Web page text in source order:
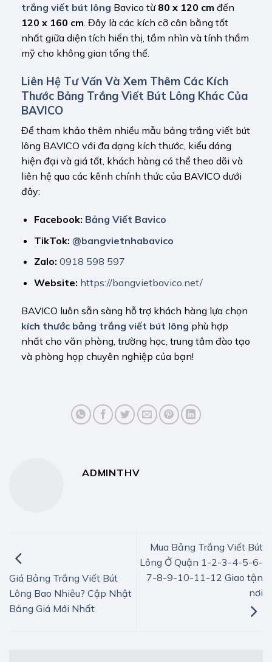
trắng viết bút lông Bavico từ 80 x 120 cm đến
120 x 160 cm . Đây là các kích cỡ cân bằng tốt
nhất giữa diện tích hiển thị, tầm nhìn và tính thẩm
mỹ cho không gian tổng thể.
Liên Hệ Tư Vấn Và Xem Thêm Các Kích
Thước Bảng Trắng Viết Bút Lông Khác Của
BAVICO
Để tham khảo thêm nhiều mẫu bảng trắng viết bút
lông BAVICO với đa dạng kích thước, kiểu dáng
hiện đại và giá tốt, khách hàng có thể theo dõi và
liên hệ qua các kênh chính thức của BAVICO dưới
đây:
Facebook: Bảng Viết Bavico
TikTok: @bangvietnhabavico
Zalo: 0918 598 597
Website: https://bangvietbavico.net/
BAVICO luôn sẵn sàng hỗ trợ khách hàng lựa chọn
kích thước bảng trắng viết bút lông phù hợp
nhất cho văn phòng, trường học, trung tâm đào tạo
và phòng họp chuyên nghiệp của bạn!
ADMINTHV
Giá Bảng Trắng Viết Bút
Lông Bao Nhiêu? Cập Nhật
Bảng Giá Mới Nhất
Mua Bảng Trắng Viết Bút
Lông Ở Quận 1-2-3-4-5-6-
7-8-9-10-11-12 Giao tận
nơi